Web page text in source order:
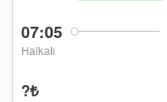
07:05
Halkalı
?₺